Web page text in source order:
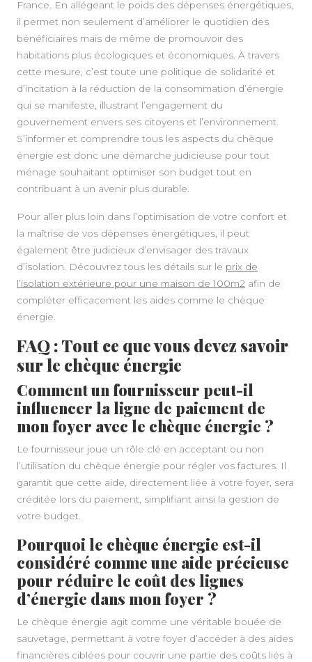
France. En allégeant le poids des dépenses énergétiques,
il permet non seulement d’améliorer le quotidien des
bénéficiaires mais de même de promouvoir des
habitations plus écologiques et économiques. À travers
cette mesure, c’est toute une politique de solidarité et
d’incitation à la réduction de la consommation d’énergie
qui se manifeste, illustrant l’engagement du
gouvernement envers ses citoyens et l’environnement.
S’informer et comprendre tous les aspects du chèque
énergie est donc une démarche judicieuse pour tout
ménage souhaitant optimiser son budget tout en
contribuant à un avenir plus durable.
Pour aller plus loin dans l’optimisation de votre confort et
la maîtrise de vos dépenses énergétiques, il peut
également être judicieux d’envisager des travaux
d’isolation. Découvrez tous les détails sur le prix de
l’isolation extérieure pour une maison de 100m2 afin de
compléter efficacement les aides comme le chèque
énergie.
FAQ : Tout ce que vous devez savoir
sur le chèque énergie
Comment un fournisseur peut-il
influencer la ligne de paiement de
mon foyer avec le chèque énergie ?
Le fournisseur joue un rôle clé en acceptant ou non
l’utilisation du chèque énergie pour régler vos factures. Il
garantit que cette aide, directement liée à votre foyer, sera
créditée lors du paiement, simplifiant ainsi la gestion de
votre budget.
Pourquoi le chèque énergie est-il
considéré comme une aide précieuse
pour réduire le coût des lignes
d’énergie dans mon foyer ?
Le chèque énergie agit comme une véritable bouée de
sauvetage, permettant à votre foyer d’accéder à des aides
financières ciblées pour couvrir une partie des coûts liés à